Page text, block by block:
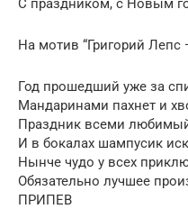
С праздником, с Новым
На мотив “Григорий
Год прошедший уже за
Мандаринами пахнет и
Праздник всеми любимый
И в бокалах шампусик
Нынче чудо у всех
Обязательно лучшее
ПРИПЕВ